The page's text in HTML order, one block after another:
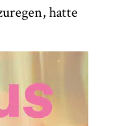
hatte